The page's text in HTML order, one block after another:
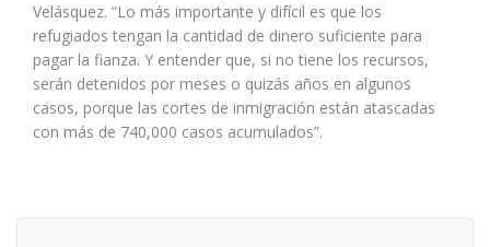
Velásquez. “Lo más importante y difícil es que los
refugiados tengan la cantidad de dinero suficiente para
pagar la fianza. Y entender que, si no tiene los recursos,
serán detenidos por meses o quizás años en algunos
casos, porque las cortes de inmigración están atascadas
con más de 740,000 casos acumulados”.